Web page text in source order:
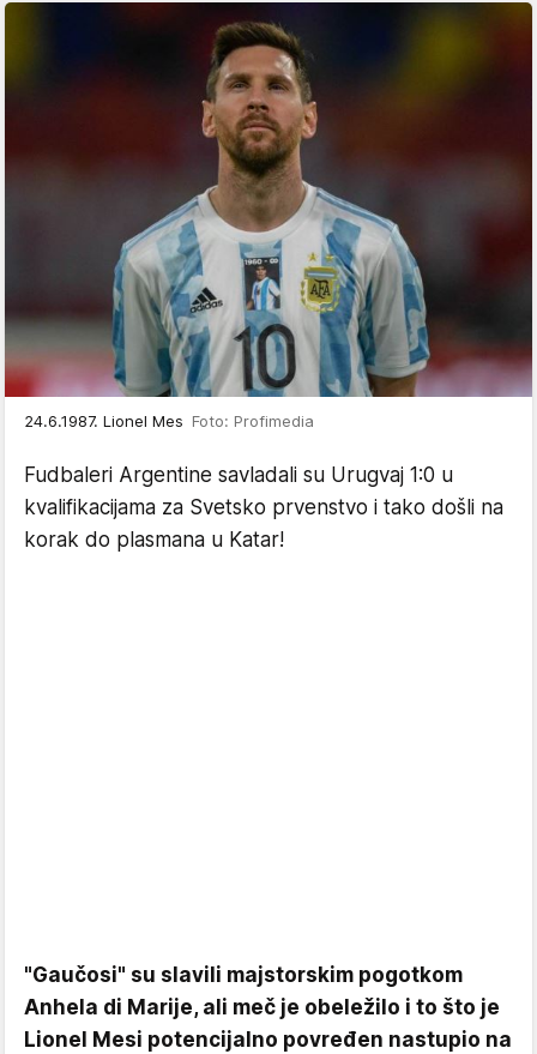
24.6.1987. Lionel Mes Foto: Profimedia
Fudbaleri Argentine savladali su Urugvaj 1:0 u
kvalifikacijama za Svetsko prvenstvo i tako došli na
korak do plasmana u Katar!
"Gaučosi" su slavili majstorskim pogotkom
Anhela di Marije, ali meč je obeležilo i to što je
Lionel Mesi potencijalno povređen nastupio na